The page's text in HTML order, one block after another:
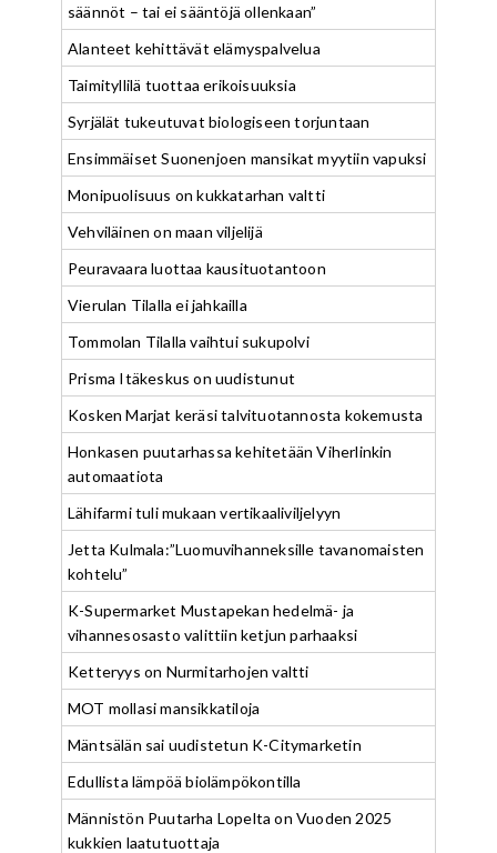
säännöt – tai ei sääntöjä ollenkaan”
Alanteet kehittävät elämyspalvelua
Taimityllilä tuottaa erikoisuuksia
Syrjälät tukeutuvat biologiseen torjuntaan
Ensimmäiset Suonenjoen mansikat myytiin vapuksi
Monipuolisuus on kukkatarhan valtti
Vehviläinen on maan viljelijä
Peuravaara luottaa kausituotantoon
Vierulan Tilalla ei jahkailla
Tommolan Tilalla vaihtui sukupolvi
Prisma Itäkeskus on uudistunut
Kosken Marjat keräsi talvituotannosta kokemusta
Honkasen puutarhassa kehitetään Viherlinkin
automaatiota
Lähifarmi tuli mukaan vertikaaliviljelyyn
Jetta Kulmala:”Luomuvihanneksille tavanomaisten
kohtelu”
K-Supermarket Mustapekan hedelmä- ja
vihannesosasto valittiin ketjun parhaaksi
Ketteryys on Nurmitarhojen valtti
MOT mollasi mansikkatiloja
Mäntsälän sai uudistetun K-Citymarketin
Edullista lämpöä biolämpökontilla
Männistön Puutarha Lopelta on Vuoden 2025
kukkien laatutuottaja